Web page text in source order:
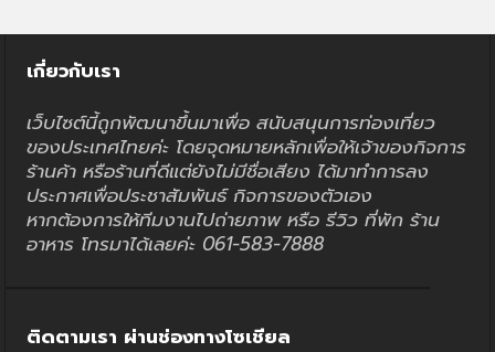
เกี่ยวกับเรา
เว็บไซต์นี้ถูกพัฒนาขึ้นมาเพื่อ สนับสนุนการท่องเที่ยว
ของประเทศไทยค่ะ โดยจุดหมายหลักเพื่อให้เจ้าของกิจการ
ร้านค้า หรือร้านที่ดีแต่ยังไม่มีชื่อเสียง ได้มาทำการลง
ประกาศเพื่อประชาสัมพันธ์ กิจการของตัวเอง
หากต้องการให้ทีมงานไปถ่ายภาพ หรือ รีวิว ที่พัก ร้าน
อาหาร โทรมาได้เลยค่ะ 061-583-7888
ติดตามเรา ผ่านช่องทางโซเชียล